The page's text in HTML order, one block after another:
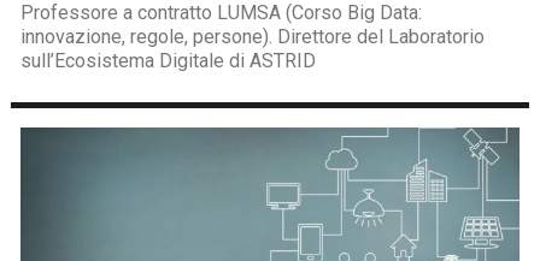
Professore a contratto LUMSA (Corso Big Data:
innovazione, regole, persone). Direttore del Laboratorio
sull’Ecosistema Digitale di ASTRID